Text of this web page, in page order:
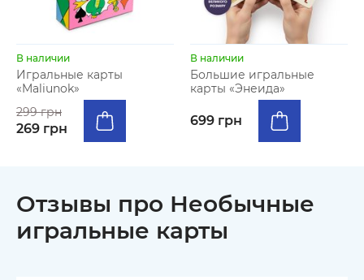
В наличии
Игральные карты
«Maliunok»
299 грн
269 грн
В наличии
Большие игральные
карты «Энеида»
699 грн
Отзывы про Необычные
игральные карты